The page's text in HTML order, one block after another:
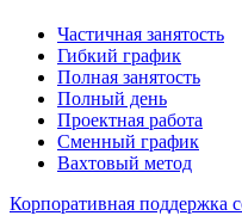
Частичная занятость
Гибкий график
Полная занятость
Полный день
Проектная работа
Сменный график
Вахтовый метод
Корпоративная поддержка